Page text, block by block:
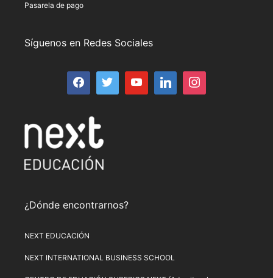
Pasarela de pago
Síguenos en Redes Sociales
¿Dónde encontrarnos?
NEXT EDUCACIÓN
NEXT INTERNATIONAL BUSINESS SCHOOL